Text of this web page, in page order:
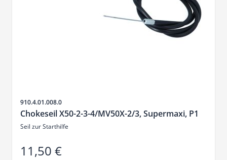
Artikelnr.
910.4.01.008.0
Chokeseil X50-2-3-4/MV50X-2/3, Supermaxi, P1
Seil zur Starthilfe
11,50 €